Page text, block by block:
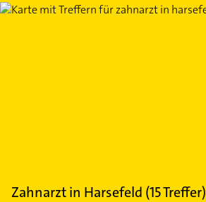
Zahnarztin Harsefeld (15Treffer)